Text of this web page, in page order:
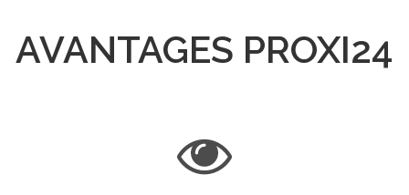
AVANTAGES PROXI24